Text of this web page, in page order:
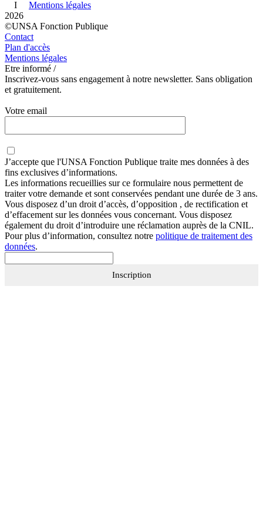
I Mentions légales
2026
©UNSA Fonction Publique
Contact
Plan d'accès
Mentions légales
Etre informé /
Inscrivez-vous sans engagement à notre newsletter. Sans obligation
et gratuitement.
Votre email
J’accepte que l'UNSA Fonction Publique traite mes données à des
fins exclusives d’informations.
Les informations recueillies sur ce formulaire nous permettent de
traiter votre demande et sont conservées pendant une durée de 3 ans.
Vous disposez d’un droit d’accès, d’opposition , de rectification et
d’effacement sur les données vous concernant. Vous disposez
également du droit d’introduire une réclamation auprès de la CNIL.
Pour plus d’information, consultez notre politique de traitement des
données.
Inscription